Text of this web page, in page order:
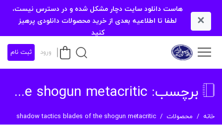
×
هاست دانلود سایت دچار مشکل شده و در دسترس نیست،
لطفا تا اطلاعیه بعدی از خرید محصولات دانلودی پرهیز
کنید
ورود ثبت نام
برچسب: shadow tactics blades of the shogun metacritic
خانه محصولات shadow tactics blades of the shogun metacritic